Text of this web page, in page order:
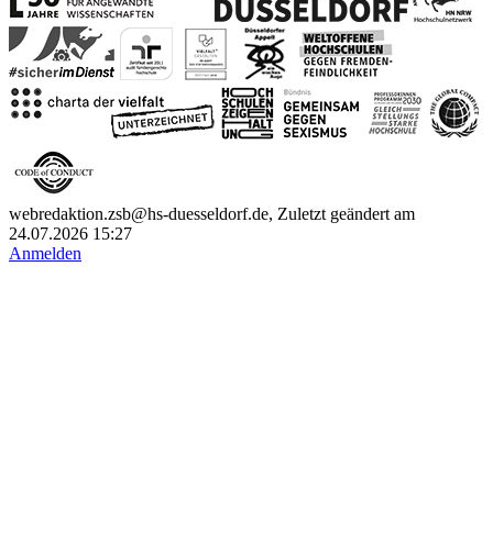
webredaktion.zsb@hs-duesseldorf.de, Zuletzt geändert am
24.07.2026 15:27
Anmelden